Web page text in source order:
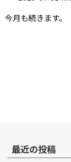
今月も続きます。
最近の投稿